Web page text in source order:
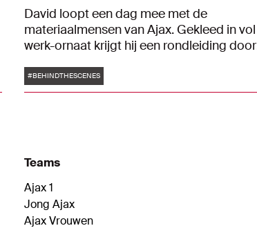
David loopt een dag mee met de
materiaalmensen van Ajax. Gekleed in vol
werk-ornaat krijgt hij een rondleiding door
spelers met zorg worden geprepareerd.
Tags
#BEHINDTHESCENES
Teams
Ajax 1
Jong Ajax
Ajax Vrouwen